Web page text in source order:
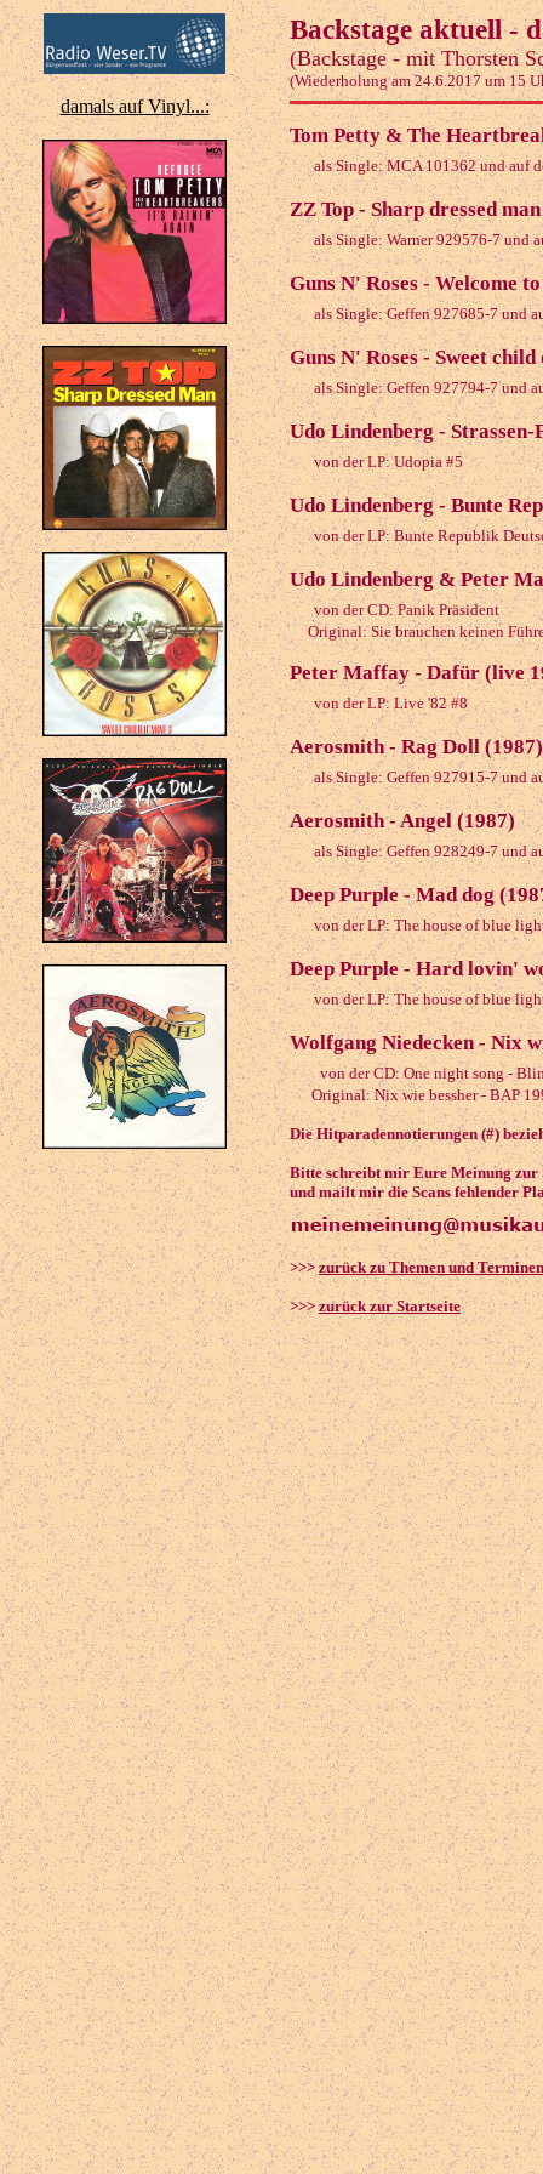
damals auf Vinyl...:
Backstage aktuell -
(Backstage - mit Thorsten
(Wiederholung am 24.6.2017 um 15
Tom Petty & The
als Single: MCA 101362 und auf
ZZ Top - Sharp dressed
als Single: Warner 929576-7 und
Guns N' Roses - Welcome
als Single: Geffen 927685-7 und
Guns N' Roses - Sweet
als Single: Geffen 927794-7 und
Udo Lindenberg - Strassen-
von der LP: Udopia #5
Udo Lindenberg - Bunte
von der LP: Bunte Republik
Udo Lindenberg & Peter
von der CD: Panik Präsident
Original: Sie brauchen keinen
Peter Maffay - Dafür (live
von der LP: Live '82 #8
Aerosmith - Rag Doll (1987)
als Single: Geffen 927915-7 und
Aerosmith - Angel (1987)
als Single: Geffen 928249-7 und
Deep Purple - Mad dog
von der LP: The house of blue
Deep Purple - Hard lovin'
von der LP: The house of blue
Wolfgang Niedecken - Nix
von der CD: One night song -
Original: Nix wie bessher - BAP
Die Hitparadennotierungen (#)
Bitte schreibt mir Eure Meinung zur
und mailt mir die Scans fehlender
>>> zurück zu Themen und Terminen
>>>zurück zur Startseite